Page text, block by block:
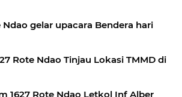
Ndao gelar upacara Bendera hari
Rote Ndao Tinjau Lokasi TMMD di
1627 Rote Ndao Letkol Inf Alber